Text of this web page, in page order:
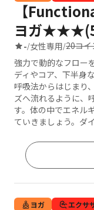
【
ヨガ
-/女性専用/20コイ
強力で動的なフロー
ディやコア、下半身
呼吸法からはじまり
ズへ流れるように、
す。体の中でエネル
ていきましょう。ダ
ヨガ エクサ